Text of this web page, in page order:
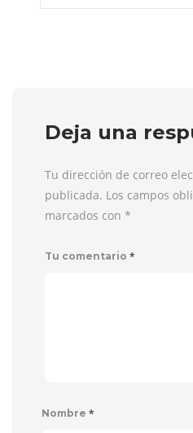
Deja una
Tu dirección de correo
publicada. Los campos
marcados con *
Tu comentario *
Nombre *